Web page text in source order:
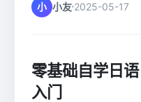
小 小友 2025-05-17
零基础自学日
入门